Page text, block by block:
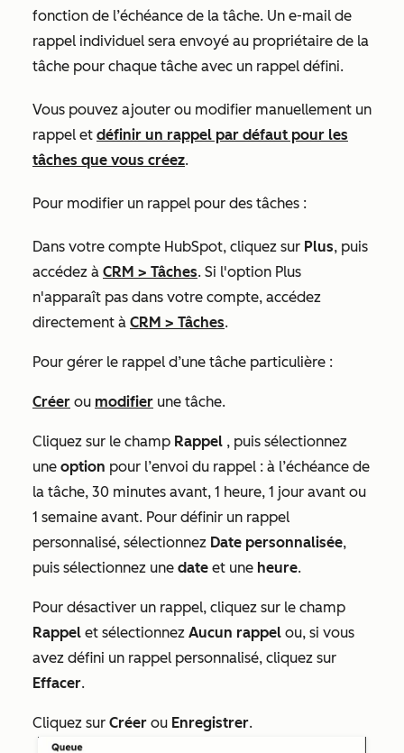
fonction de l’échéance de la tâche. Un e-mail de
rappel individuel sera envoyé au propriétaire de la
tâche pour chaque tâche avec un rappel défini.
Vous pouvez ajouter ou modifier manuellement un
rappel et définir un rappel par défaut pour les
tâches que vous créez.
Pour modifier un rappel pour des tâches :
Dans votre compte HubSpot, cliquez sur Plus, puis
accédez à CRM > Tâches. Si l'option Plus
n'apparaît pas dans votre compte, accédez
directement à CRM > Tâches.
Pour gérer le rappel d’une tâche particulière :
Créer ou modifier une tâche.
Cliquez sur le champ Rappel , puis sélectionnez
une option pour l’envoi du rappel : à l’échéance de
la tâche, 30 minutes avant, 1 heure, 1 jour avant ou
1 semaine avant. Pour définir un rappel
personnalisé, sélectionnez Date personnalisée,
puis sélectionnez une date et une heure.
Pour désactiver un rappel, cliquez sur le champ
Rappel et sélectionnez Aucun rappel ou, si vous
avez défini un rappel personnalisé, cliquez sur
Effacer.
Cliquez sur Créer ou Enregistrer.